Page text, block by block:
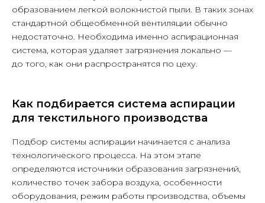
образованием легкой волокнистой пыли. В таких зонах
стандартной общеобменной вентиляции обычно
недостаточно. Необходима именно аспирационная
система, которая удаляет загрязнения локально —
до того, как они распространятся по цеху.
Как подбирается система аспирации
для текстильного производства
Подбор системы аспирации начинается с анализа
технологического процесса. На этом этапе
определяются источники образования загрязнений,
количество точек забора воздуха, особенности
оборудования, режим работы производства, объемы